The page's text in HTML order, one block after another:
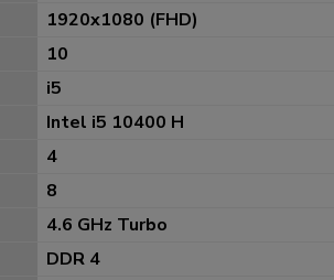
1920x1080 (FHD)
10
i5
Intel i5 10400 H
4
8
4.6 GHz Turbo
DDR 4